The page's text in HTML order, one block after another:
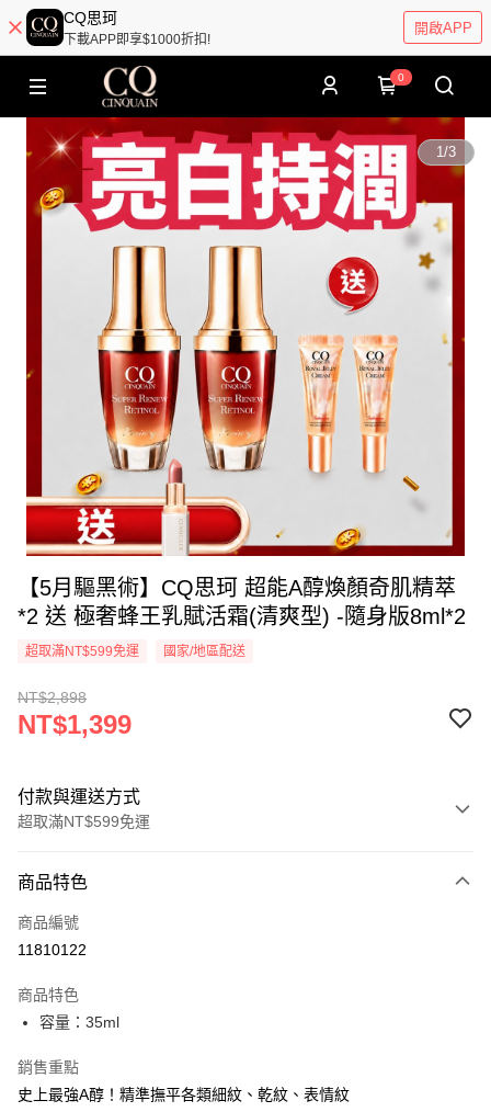
CQ思珂
下載APP即享$1000折扣!
開啟APP
0
1/3
【5月驅黑術】CQ思珂 超能A醇煥顏奇肌精萃
*2 送 極奢蜂王乳賦活霜(清爽型) -隨身版8ml*2
超取滿NT$599免運 國家/地區配送
NT$2,898
NT$1,399
付款與運送方式
超取滿NT$599免運
信用卡一次付款
超商取貨付款
Apple Pay
街口支付
悠遊付
商品特色
商品編號
11810122
商品特色
容量：35ml
銷售重點
史上最強A醇！精準撫平各類細紋、乾紋、表情紋